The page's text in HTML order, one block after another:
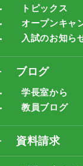
トピックス
オープンキャ
入試のお知ら
ブログ
学長室から
教員ブログ
資料請求